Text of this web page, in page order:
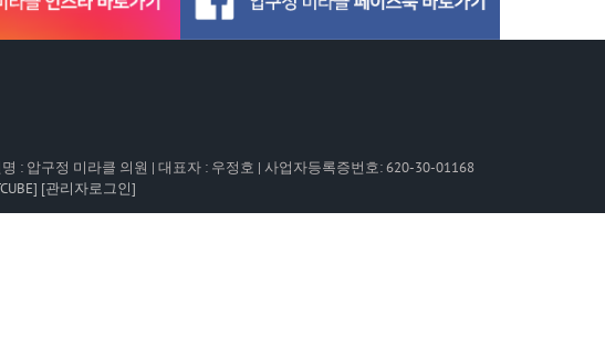
: 압구정 미라클 의원 | 대표자 : 우정호 | 사업자등록증번호: 620-30-01168
[관리자로그인]